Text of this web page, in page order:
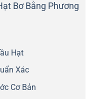
Bơ Bằng Phương
Hạt
Xác
Cơ Bản